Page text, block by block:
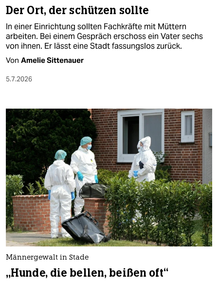
Der Ort, der schützen sollte
In einer Einrichtung sollten Fachkräfte mit Müttern
arbeiten. Bei einem Gespräch erschoss ein Vater sechs
von ihnen. Er lässt eine Stadt fassungslos zurück.
Von Amelie Sittenauer
5.7.2026
Männergewalt in Stade
„Hunde, die bellen, beißen oft“